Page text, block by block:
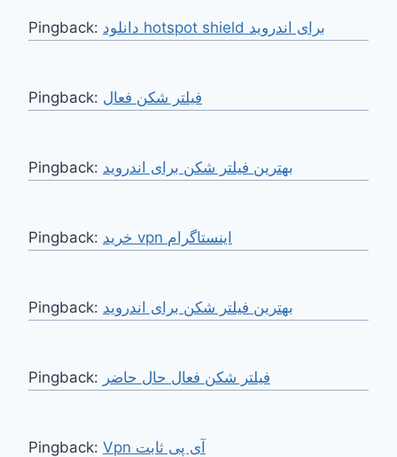
Pingback: دانلود hotspot shield برای اندروید
Pingback: فیلتر شکن فعال
Pingback: بهترین فیلتر شکن برای اندروید
Pingback: خرید vpn اینستاگرام
Pingback: بهترین فیلتر شکن برای اندروید
Pingback: فیلتر شکن فعال حال حاضر
Pingback: Vpn آی پی ثابت